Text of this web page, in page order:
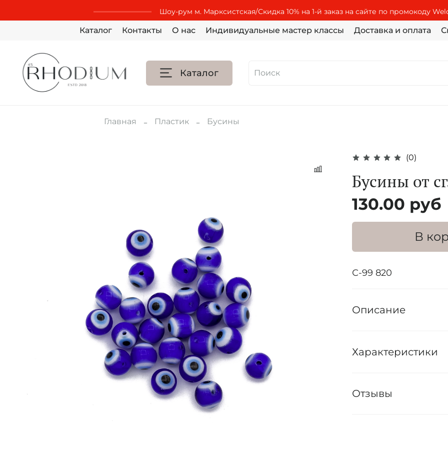
Шоу-рум м. Марксистская/Скидка 10% на 1-й заказ на сайте по промокоду
Каталог Контакты О нас Индивидуальные мастер классы Доставка и оплата
Каталог
Главная Пластик Бусины
(0)
Бусины от
130.00 руб
В
С-99 820
Описание
Характеристики
Отзывы